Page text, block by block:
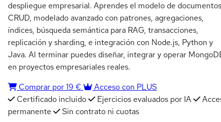
despliegue empresarial. Aprendes el modelo de
CRUD, modelado avanzado con patrones, agregaciones,
índices, búsqueda semántica para RAG, transacciones,
replicación y sharding, e integración con Node.js, Python y
Java. Al terminar puedes diseñar, integrar y operar
en proyectos empresariales reales.
Comprar por 19 €
Acceso con PLUS
Certificado incluido
Ejercicios evaluados por IA
permanente
Sin contrato ni cuotas